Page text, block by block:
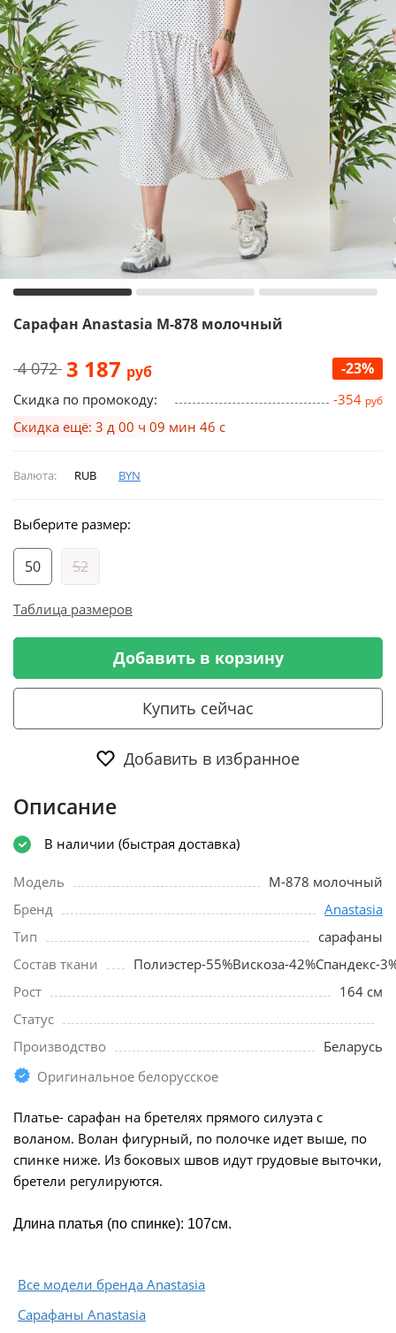
Сарафан Anastasia М-878 молочный
4 072 3 187 руб -23%
Скидка по промокоду: -354 руб
Скидка ещё: 3 д 00 ч 09 мин 46 с
Валюта: RUB BYN
Выберите размер:
50 52
Таблица размеров
Добавить в корзину
Купить сейчас
Добавить в избранное
Описание
В наличии (быстрая доставка)
Модель
М-878 молочный
Бренд
Anastasia
Тип
сарафаны
Состав ткани
Полиэстер-55%Вискоза-42%Спандекс-
Рост
164 см
Статус
Производство
Беларусь
Оригинальное белорусское
Платье- сарафан на бретелях прямого силуэта с
воланом. Волан фигурный, по полочке идет выше, по
спинке ниже. Из боковых швов идут грудовые выточки,
бретели регулируются.
Длина платья (по спинке): 107см.
Все модели бренда Anastasia
Сарафаны Anastasia